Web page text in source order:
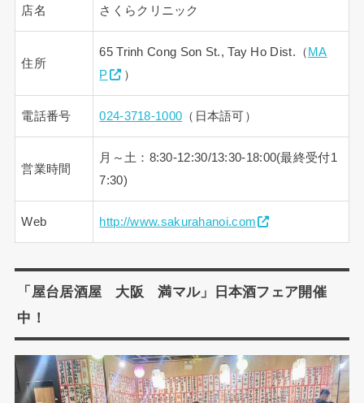
店名 さくらクリニック
住所
65 Trinh Cong Son St., Tay Ho Dist.（ MA
P
）
電話番号 024-3718-1000 （日本語可）
営業時間
月～土：8:30-12:30/13:30-18:00(最終受付1
7:30)
Web http://www.sakurahanoi.com
「屋台居酒屋 大阪 満マル」日本酒フェア開催
中！